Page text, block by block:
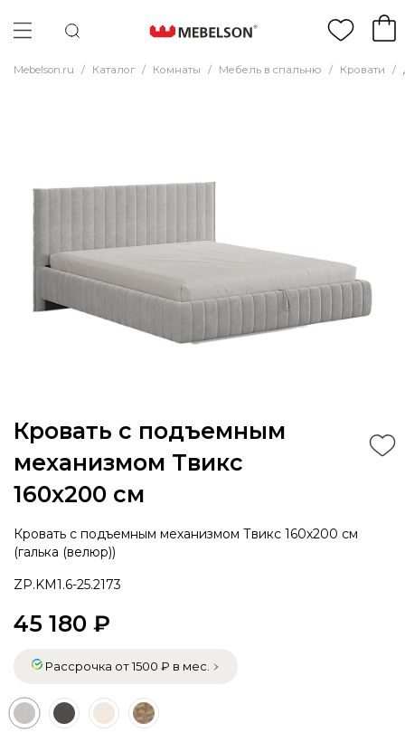
Mebelson.ru / Каталог / Комнаты / Мебель в спальню / Кровати /
Кровать с подъемным
механизмом Твикс
160х200 см
Кровать с подъемным механизмом Твикс 160х200 см
(галька (велюр))
ZP.KM1.6-25.2173
45 180 ₽
Рассрочка от 1500 ₽ в мес.